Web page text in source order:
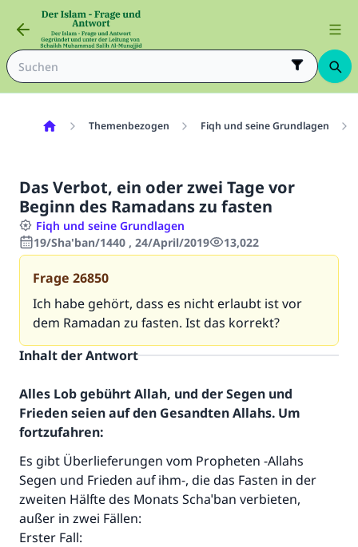
Themenbezogen Fiqh und seine Grundlagen
Das Verbot, ein oder zwei Tage vor
Beginn des Ramadans zu fasten
Fiqh und seine Grundlagen
19/Sha'ban/1440 , 24/April/2019
13,022
Frage 26850
Ich habe gehört, dass es nicht erlaubt ist vor
dem Ramadan zu fasten. Ist das korrekt?
Inhalt der Antwort
Alles Lob gebührt Allah, und der Segen und
Frieden seien auf den Gesandten Allahs. Um
fortzufahren:
Es gibt Überlieferungen vom Propheten -Allahs
Segen und Frieden auf ihm-, die das Fasten in der
zweiten Hälfte des Monats Schaˈban verbieten,
außer in zwei Fällen:
Erster Fall: